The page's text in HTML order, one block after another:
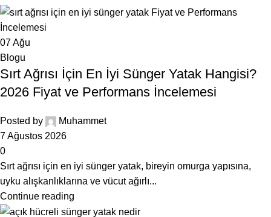
07Ağu
Blogu
Sırt Ağrısı İçin En İyi Sünger Yatak Hangisi?
2026 Fiyat ve Performans İncelemesi
Posted by
Muhammet
7 Ağustos 2026
0
Sırt ağrısı için en iyi sünger yatak, bireyin omurga yapısına,
uyku alışkanlıklarına ve vücut ağırlı...
Continue reading